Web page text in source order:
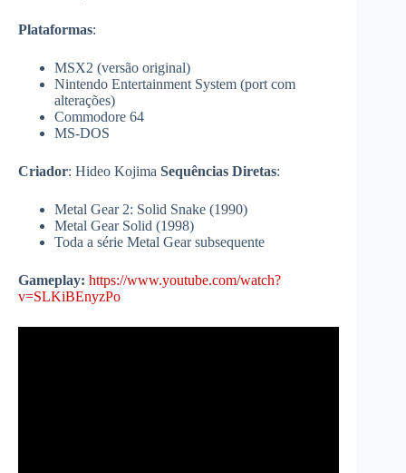
Plataformas:
MSX2 (versão original)
Nintendo Entertainment System (port com
alterações)
Commodore 64
MS-DOS
Criador: Hideo Kojima Sequências Diretas:
Metal Gear 2: Solid Snake (1990)
Metal Gear Solid (1998)
Toda a série Metal Gear subsequente
Gameplay: https://www.youtube.com/watch?
v=SLKiBEnyzPo